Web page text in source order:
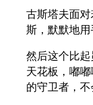
古斯塔夫面
斯，默默地用
然后这个比
天花板，嘟
的守卫者，